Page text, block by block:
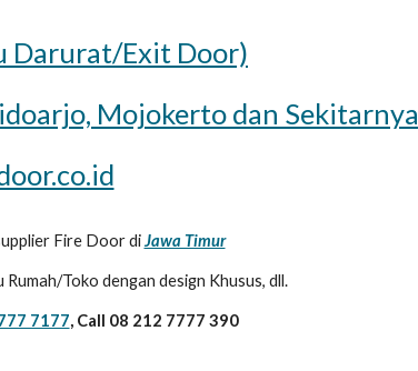
Darurat/Exit Door)
Mojokerto dan Sekitarnya
Fire Door diJawa Timur
Toko dengan design Khusus, dll.
7177, Call 08 212 7777 390